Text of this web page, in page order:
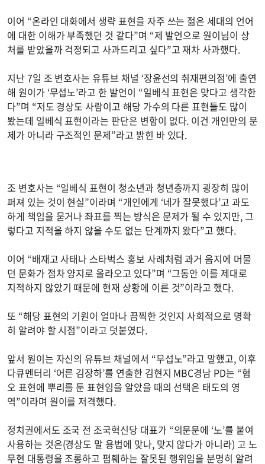
이어 “온라인 대화에서 생략 표현을 자주 쓰는 젊은 세대의 언어
에 대한 이해가 부족했던 것 같다”며 “제 발언으로 원이님이 상
처를 받았을까 걱정되고 사과드리고 싶다”고 재차 사과했다.
지난 7일 조 변호사는 유튜브 채널 ‘장윤선의 취재편의점’에 출연
해 원이가 ‘무섭노’라고 한 발언이 “일베식 표현은 맞다고 생각한
다”며 “저도 경상도 사람이고 해당 가수의 다른 표현들도 많이
봤는데 일베식 표현이라는 판단은 변함이 없다. 이건 개인만의 문
제가 아니라 구조적인 문제”라고 밝힌 바 있다.
조 변호사는 “일베식 표현이 청소년과 청년층까지 굉장히 많이
퍼져 있는 것이 현실”이라며 “개인에게 ‘네가 잘못했다’고 과도
하게 책임을 묻거나 좌표를 찍는 방식은 문제가 될 수 있지만, 그
렇다고 지적을 하지 않을 수도 없는 단계까지 왔다”고 했다.
이어 “배재고 사태나 스타벅스 홍보 사례처럼 과거 음지에 머물
던 문화가 점차 양지로 올라오고 있다”며 “그동안 이를 제대로
지적하지 않았기 때문에 현재 상황에 이른 것”이라고 했다.
또 “해당 표현의 기원이 얼마나 끔찍한 것인지 사회적으로 명확
히 알려야 할 시점”이라고 덧붙였다.
앞서 원이는 자신의 유튜브 채널에서 “무섭노”라고 말했고, 이후
다큐멘터리 ‘어른 김장하’를 연출한 김현지 MBC경남 PD는 “혐
오 표현에 뿌리를 둔 표현임을 알았을 때의 선택은 태도의 영
역”이라며 원이를 저격했다.
정치권에서도 조국 전 조국혁신당 대표가 “의문문에 ‘노’를 붙여
사용하는 것은(경상도 말 용법에 맞나, 맞지 않다가 아니라) 고 노
무현 대통령을 조롱하고 폄훼하는 잘못된 행위임을 분명히 알려